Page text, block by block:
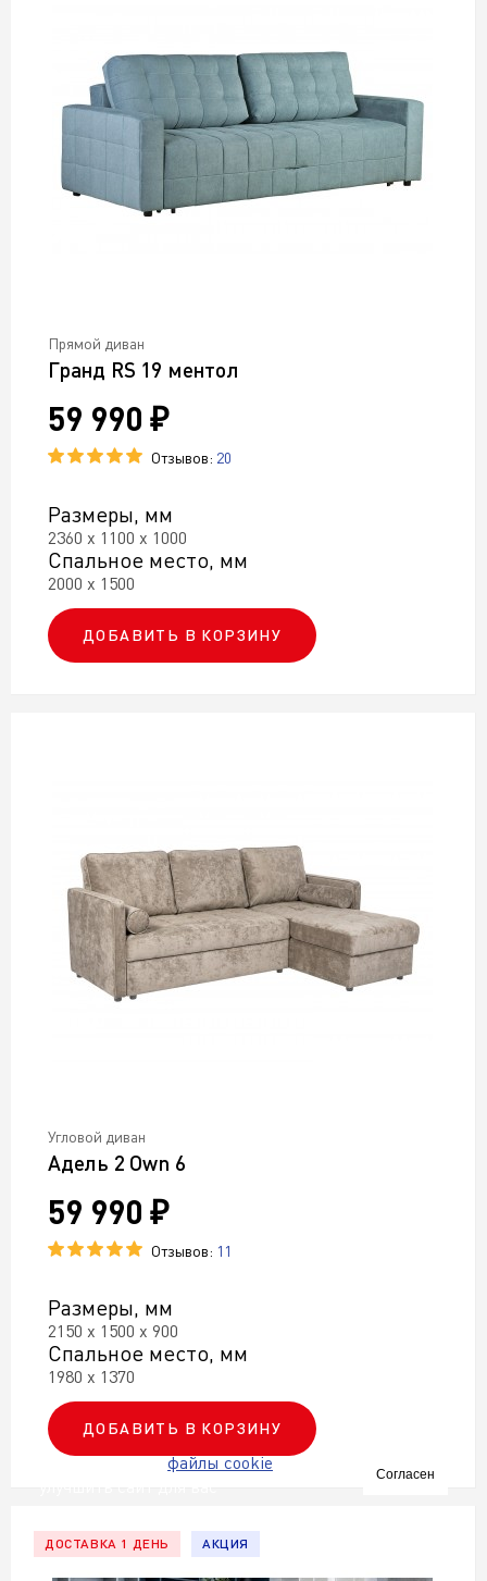
Прямой диван
Гранд RS 19 ментол
59 990 ₽
Отзывов: 20
Размеры, мм
2360 х 1100 х 1000
Спальное место, мм
2000 х 1500
ДОБАВИТЬ В КОРЗИНУ
Угловой диван
Адель 2 Own 6
59 990 ₽
Отзывов: 11
Размеры, мм
2150 х 1500 х 900
Спальное место, мм
1980 х 1370
ДОБАВИТЬ В КОРЗИНУ
ДОСТАВКА 1 ДЕНЬ АКЦИЯ
Мы используемфайлы cookieчтобы
Согласен